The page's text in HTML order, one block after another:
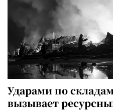
Ударами по
вызывает